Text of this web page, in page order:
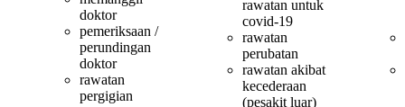
doktor
pemeriksaan /
perundingan
doktor
rawatan
pergigian
rawatan untuk
covid-19
rawatan
perubatan
rawatan akibat
kecederaan
(pesakit luar)